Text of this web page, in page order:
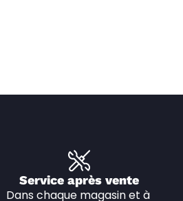
Service après vente
Dans chaque magasin et à